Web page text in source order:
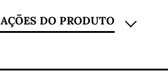
DO PRODUTO